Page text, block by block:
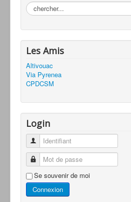
Rechercher
Les Amis
Altivouac
Via Pyrenea
CPDCSM
Login
Identifiant
Mot de passe
Se souvenir de moi
Connexion